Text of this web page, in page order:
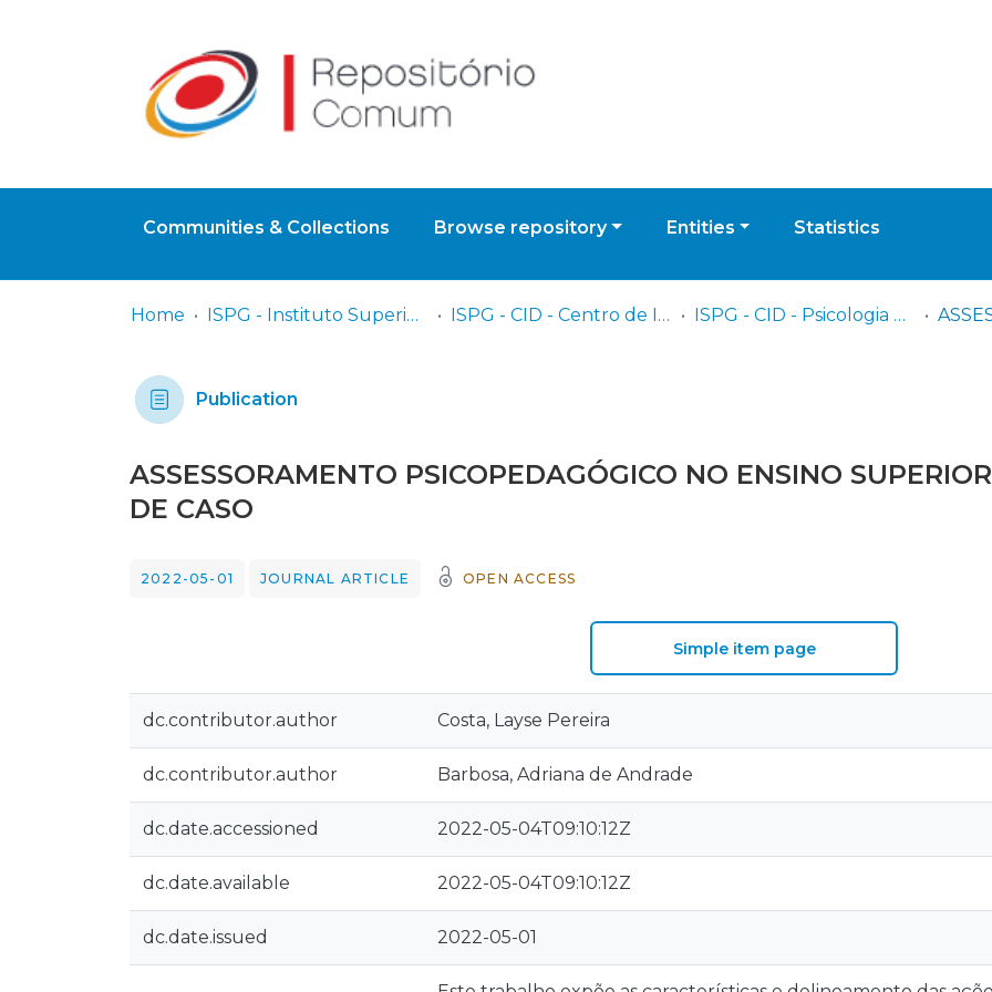
Communities & Collections Browse repository Entities Statistics
Home ISPG - Instituto Superior Politécnico Gaya ISPG - CID - Centro de Investigação e Desenvolvimento ISPG - CID - Psicologia Educação e Cultura
Publication
ASSESSORAMENTO PSICOPEDAGÓGICO NO ENSINO
DE CASO
2022-05-01 JOURNAL ARTICLE OPEN ACCESS
Simple item page
dc.contributor.author Costa, Layse Pereira
dc.contributor.author Barbosa, Adriana de Andrade
dc.date.accessioned 2022-05-04T09:10:12Z
dc.date.available 2022-05-04T09:10:12Z
dc.date.issued 2022-05-01